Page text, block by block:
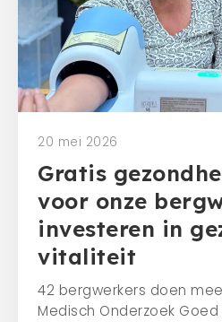
20 mei 2026
Gratis
voor onze
investeren in
vitaliteit
42 bergwerkers doen
Medisch Onderzoek